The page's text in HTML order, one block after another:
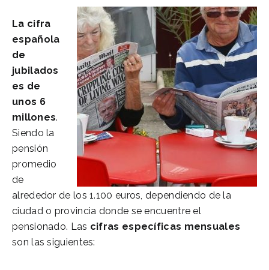
La cifra
española
de
jubilados
es de
unos 6
millones.
Siendo la
pensión
promedio
de
alrededor de los 1.100 euros, dependiendo de la
ciudad o provincia donde se encuentre el
pensionado. Las cifras específicas mensuales
son las siguientes: